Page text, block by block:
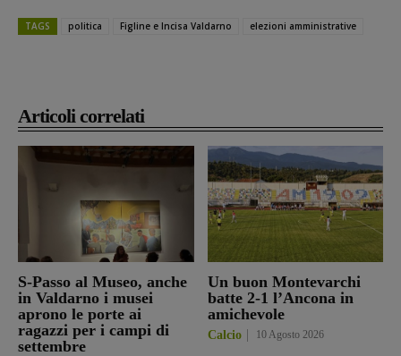
Articoli correlati
S-Passo al Museo, anche
in Valdarno i musei
aprono le porte ai
ragazzi per i campi di
settembre
Un buon Montevarchi
batte 2-1 l’Ancona in
amichevole
Calcio 10 Agosto 2026
TAGS politica Figline e Incisa Valdarno elezioni amministrative